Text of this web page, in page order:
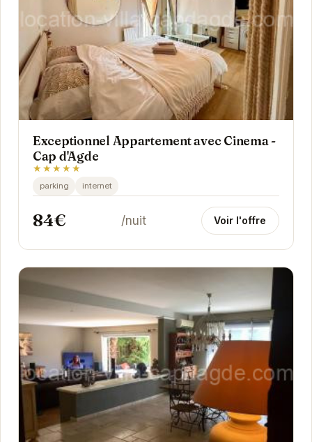
Exceptionnel Appartement avec Cinema -
Cap d'Agde
★★★★★
parking internet
84€ /nuit Voir l'offre